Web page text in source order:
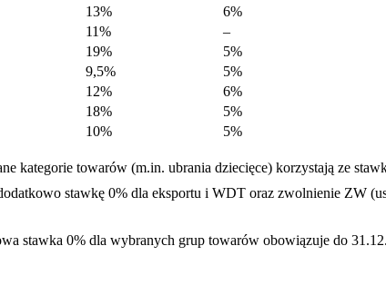
13% 6%
11% –
19% 5%
9,5% 5%
12% 6%
18% 5%
10% 5%
kategorie towarów (m.in. ubrania dziecięce) korzystają ze
stawkę 0% dla eksportu i WDT oraz zwolnienie ZW
stawka 0% dla wybranych grup towarów obowiązuje do